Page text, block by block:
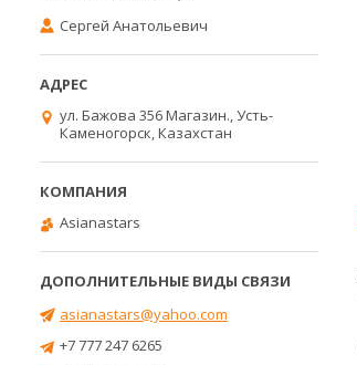
Сергей Анатольевич
ул. Бажова 356 Магазин., Усть-
Каменогорск, Казахстан
Asianastars
asianastars@yahoo.com
+7 777 247 6265